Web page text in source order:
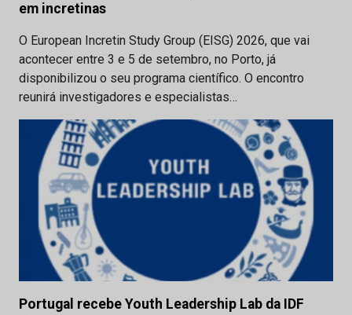
em incretinas
O European Incretin Study Group (EISG) 2026, que vai
acontecer entre 3 e 5 de setembro, no Porto, já
disponibilizou o seu programa científico. O encontro
reunirá investigadores e especialistas…
Portugal recebe Youth Leadership Lab da IDF